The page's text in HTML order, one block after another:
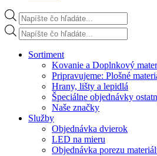
Products search
Products search
Sortiment
Kovanie a Doplnkový
Pripravujeme: Plošné
Hrany, lišty a lepidlá
Špeciálne objednávky
Naše značky
Služby
Objednávka dvierok
LED na mieru
Objednávka porezu